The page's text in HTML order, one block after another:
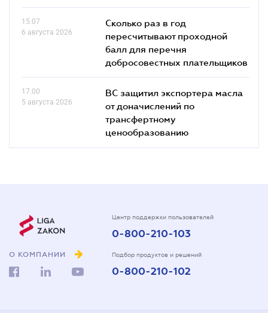
15.07
6 августа 2026
Сколько раз в год
пересчитывают проходной
балл для перечня
добросовестных плательщиков
17.00
5 августа 2026
ВС защитил экспортера масла
от доначислений по
трансфертному
ценообразованию
О КОМПАНИИ
Центр поддержки пользователей
0-800-210-103
Подбор продуктов и решений
0-800-210-102